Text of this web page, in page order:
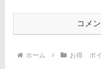
コメ
ホーム お得 ポ